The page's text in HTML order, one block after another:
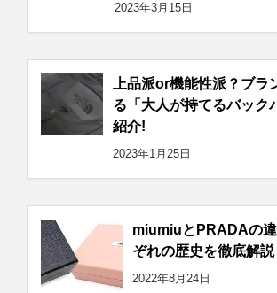
2023年3月15日
上品派or機能性派？ブラ
る「大人が持てるバック
紹介!
2023年1月25日
miumiuとPRADAの
ぞれの歴史を徹底解説
2022年8月24日